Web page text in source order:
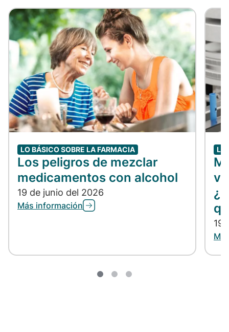
LO BÁSICO SOBRE LA FARMACIA
Los peligros de mezclar
medicamentos con alcohol
19 de junio del 2026
Más información
LO
19